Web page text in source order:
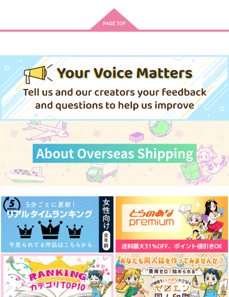
囁く
Rochelle.
1,001円 （税込）
高橋涼介×藤原拓海
サンプル
作品詳細
め シーズン1
ヴェポ
472
高橋涼介×藤原拓海
ヴァー・オープン・
ザ・ボックス
Rochelle.
円（税込）
高橋涼介×藤原拓海
サンプル
パンダにご用心
ヴェポ
涼拓ドロライまと
め シーズン2
ヴェポ
春色ファインダーショ
ット
Rochelle.